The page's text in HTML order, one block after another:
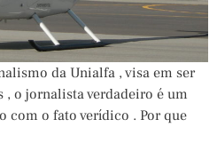
da Unialfa , visa em ser
o jornalista verdadeiro é um
com o fato verídico . Por que